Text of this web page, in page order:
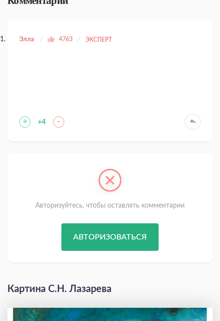
Элла 4763 ЭКСПЕРТ
+ +4 -
Авторизуйтесь, чтобы оставлять комментарии
АВТОРИЗОВАТЬСЯ
Картина С.Н. Лазарева